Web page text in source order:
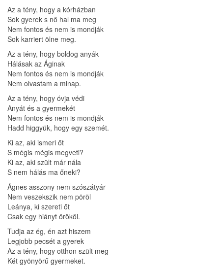
Az a tény, hogy a kórházban
Sok gyerek s nő hal ma meg
Nem fontos és nem is mondják
Sok karriert ölne meg.
Az a tény, hogy boldog anyák
Hálásak az Áginak
Nem fontos és nem is mondják
Nem olvastam a minap.
Az a tény, hogy óvja védi
Anyát és a gyermekét
Nem fontos és nem is mondják
Hadd higgyük, hogy egy szemét.
Ki az, aki ismeri őt
S mégis mégis megveti?
Ki az, aki szült már nála
S nem hálás ma őneki?
Ágnes asszony nem szószátyár
Nem veszekszik nem pöröl
Leánya, ki szereti őt
Csak egy hiányt örököl.
Tudja az ég, én azt hiszem
Legjobb pecsét a gyerek
Az a tény, hogy otthon szült meg
Két gyönyörű gyermeket.